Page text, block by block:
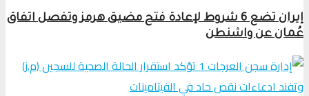
إيران تضع 6 شروط لإعادة فتح مضيق هرمز وتفصل اتفاق
عُمان عن واشنطن